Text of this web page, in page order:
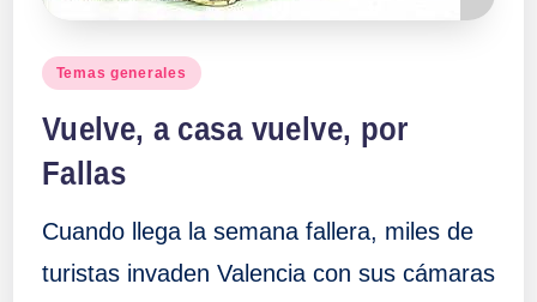
Publicado
Temas generales
Vuelve, a casa vuelve, por
Fallas
Cuando llega la semana fallera, miles de
turistas invaden Valencia con sus cámaras